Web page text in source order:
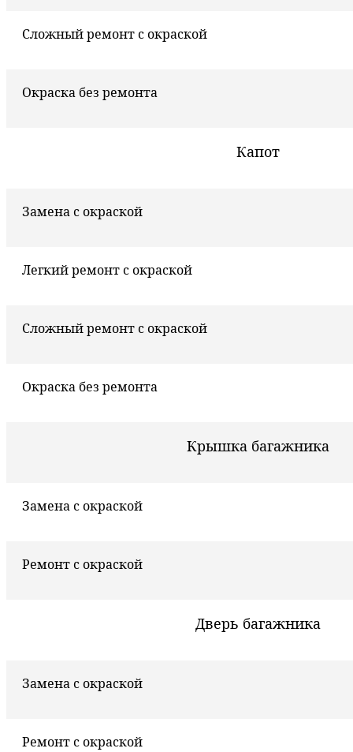
Сложный ремонт с окраской
Окраска без ремонта
Капот
Замена с окраской
Легкий ремонт с окраской
Сложный ремонт с окраской
Окраска без ремонта
Крышка багажника
Замена с окраской
Ремонт с окраской
Дверь багажника
Замена с окраской
Ремонт с окраской